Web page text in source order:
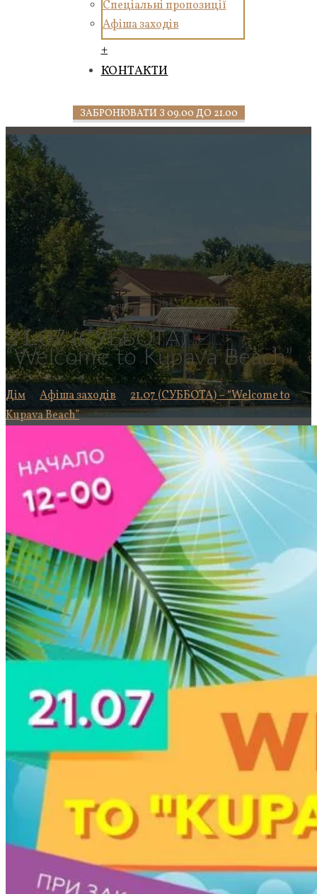
Спеціальні пропозиції
Афіша заходів
+
КОНТАКТИ
ЗАБРОНЮВАТИ З 09.00 ДО 21.00
21.07 (СУББОТА) –
“Welcome to Kupava Beach”
Дім Афіша заходів
21.07 (СУББОТА) – “Welcome to
Kupava Beach”